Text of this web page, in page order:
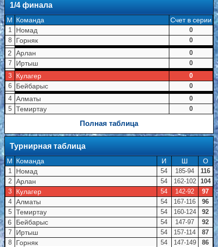
1/4 финала
M Команда Счет в серии
1 Номад
0
8
Горняк 0
2 Арлан
0
7
Иртыш
0
3
Кулагер
0
6
Бейбарыс
0
4
Алматы
0
5
Темиртау 0
Полная таблица
Турнирная таблица
M Команда И Ш О
1 Номад 54 185-94
116
2
Арлан 54 162-102
104
3
Кулагер 54 142-92
97
4
Алматы 54 167-116
96
5
Темиртау 54 160-124 92
6 Бейбарыс 54 147-97
92
7
Иртыш 54 157-114
87
8
Горняк 54 147-149
86